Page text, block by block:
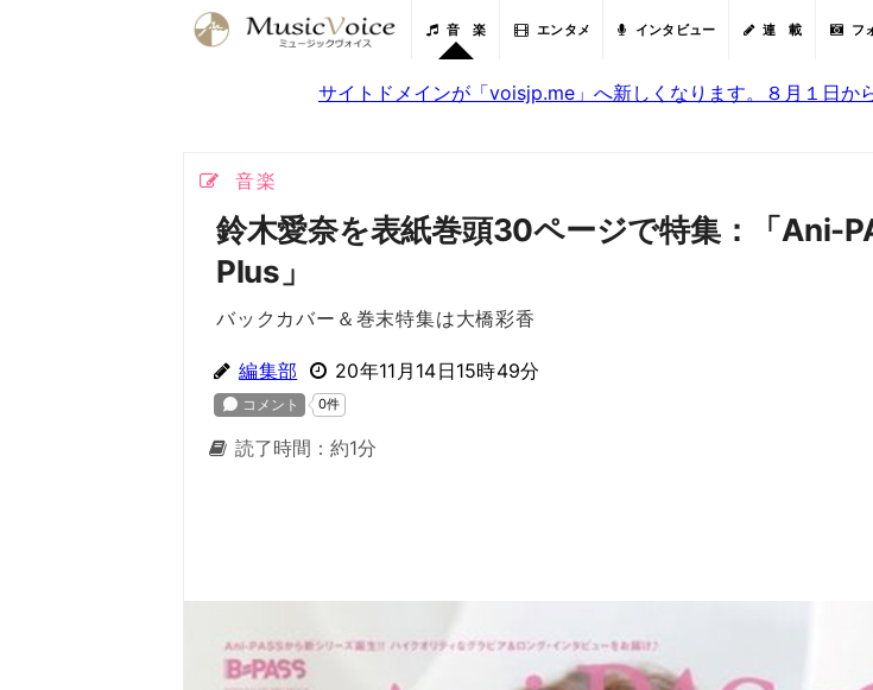
音 楽 エンタメ インタビュー 連 載 フ
サイトドメインが「voisjp.me」へ新しくなります。８月１日か
音楽
鈴木愛奈を表紙巻頭30ページで特集：「Ani-
Plus」
バックカバー＆巻末特集は大橋彩香
編集部 20年11月14日15時49分
読了時間：約1分